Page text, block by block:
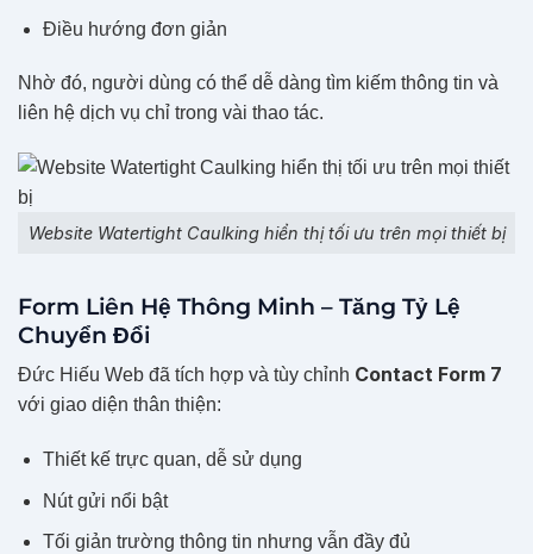
Điều hướng đơn giản
Nhờ đó, người dùng có thể dễ dàng tìm kiếm thông tin và
liên hệ dịch vụ chỉ trong vài thao tác.
Website Watertight Caulking hiển thị tối ưu trên mọi thiết bị
Form Liên Hệ Thông Minh – Tăng Tỷ Lệ
Chuyển Đổi
Đức Hiếu Web đã tích hợp và tùy chỉnh Contact Form 7
với giao diện thân thiện:
Thiết kế trực quan, dễ sử dụng
Nút gửi nổi bật
Tối giản trường thông tin nhưng vẫn đầy đủ